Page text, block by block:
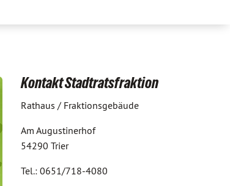
Kontakt Stadtratsfraktion
Rathaus / Fraktionsgebäude
Am Augustinerhof
54290 Trier
Tel.: 0651/718-4080